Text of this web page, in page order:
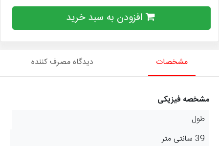
مشخصات دیدگاه مصرف کننده
مشخصه فیزیکی
طول
39 سانتی متر